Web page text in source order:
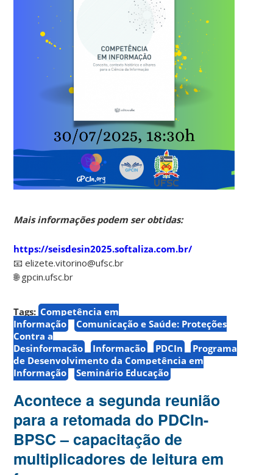
Mais informações podem ser obtidas:
https://seisdesin2025.softaliza.com.br/
📧 elizete.vitorino@ufsc.br
🌐 gpcin.ufsc.br
Tags: Competência em
Informação
Comunicação e Saúde: Proteções
Contra a
Desinformação
Informação PDCIn
Programa
de Desenvolvimento da Competência em
Informação
Seminário Educação
Acontece a segunda reunião
para a retomada do PDCIn-
BPSC – capacitação de
multiplicadores de leitura em